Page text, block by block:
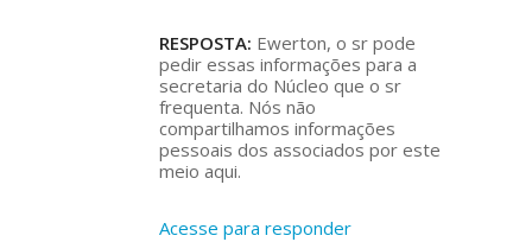
RESPOSTA: Ewerton, o sr pode
pedir essas informações para a
secretaria do Núcleo que o sr
frequenta. Nós não
compartilhamos informações
pessoais dos associados por este
meio aqui.
Acesse para responder